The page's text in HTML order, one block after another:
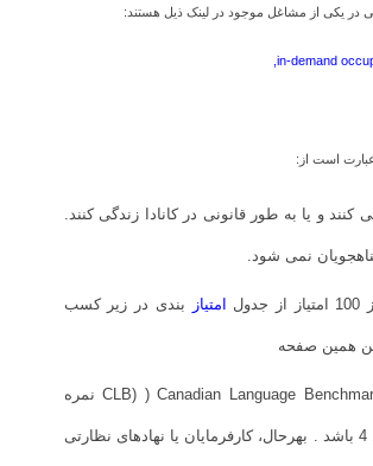
در یکی از مشاغل موجود در لینک ذیل هستند:
in-demand
است از:
کنند و یا به طور قانونی در کانادا زندگی کنند.
نمی شود.
امتیاز بندی در زیر کسب
همین صفحه
در امتحان زبان CLB) ) Canadian Language Benchmark نمره
زبان ایشان حداقل 4 باشد . بهرحال، کارفرمایان یا نهادهای نظارتی